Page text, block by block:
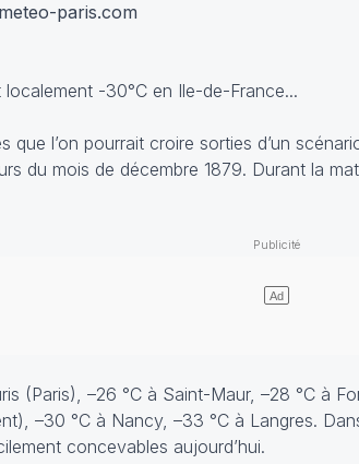
paris.com
-30°C en Ile-de-France...
que l’on pourrait croire sorties d’un
du mois de décembre 1879. Durant la
(Paris), –26 °C à Saint-Maur, –28 °C à
–30 °C à Nancy, –33 °C à Langres.
concevables aujourd’hui.